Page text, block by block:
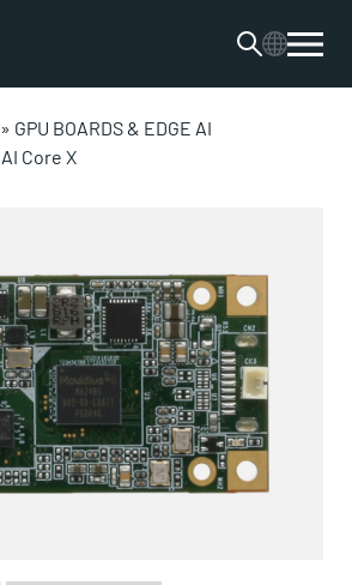
» GPU BOARDS & EDGE AI
AI Core X